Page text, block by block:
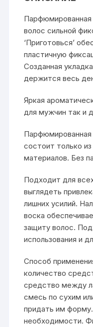
Парфюмированная
волос сильной
‘Приготовься’
пластичную
Созданная
держится весь
Яркая
для мужчин так и
Парфюмированная
состоит только
материалов. Без
Подходит для
выглядеть
лишних усилий.
воска
защиту волос.
использования и
Способ
количество
средство между
смесь по сухим
придать им
необходимости.